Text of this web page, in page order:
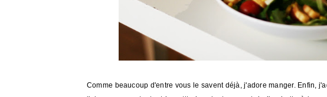
Comme beaucoup d'entre vous le savent déjà, j'adore manger. Enfin,